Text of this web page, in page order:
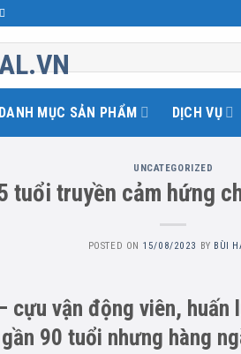
DANH MỤC SẢN PHẨM DỊCH VỤ
UNCATEGORIZED
tuổi truyền cảm hứng
POSTED ON 15/08/2023 BY BÙI
cựu vận động viên,
90 tuổi nhưng hàng